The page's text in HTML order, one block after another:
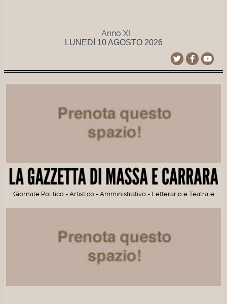
Anno XI
LUNEDÌ 10 AGOSTO 2026
Giornale Politico - Artistico - Amministrativo - Letterario e Teatrale